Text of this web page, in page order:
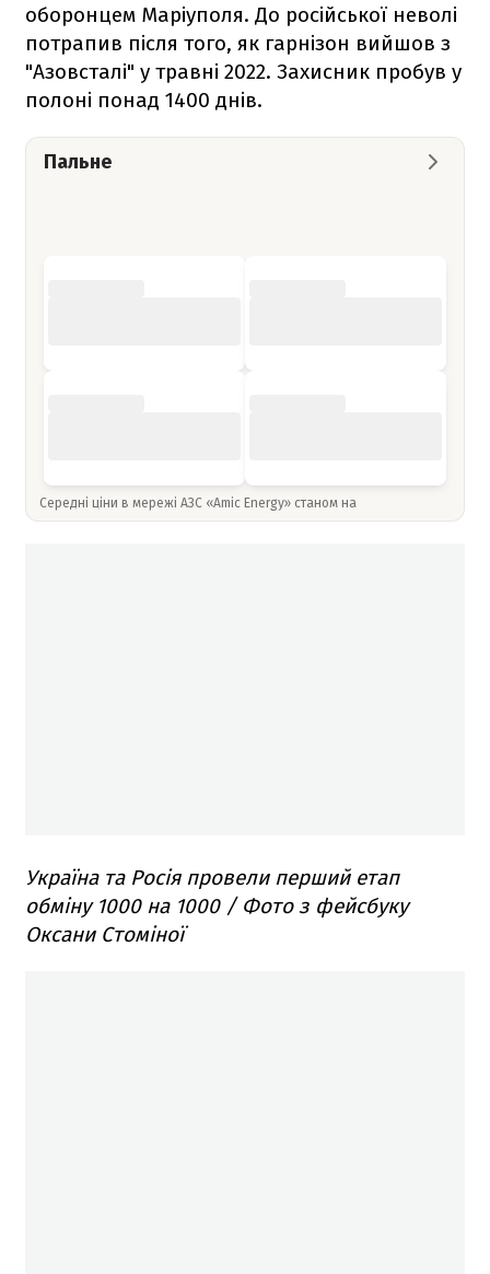
оборонцем Маріуполя. До російської неволі
потрапив після того, як гарнізон вийшов з
"Азовсталі" у травні 2022. Захисник пробув у
полоні понад 1400 днів.
Пальне
Середні ціни в мережі АЗС «Amic Energy» станом на
Україна та Росія провели перший етап
обміну 1000 на 1000 / Фото з фейсбуку
Оксани Стоміної